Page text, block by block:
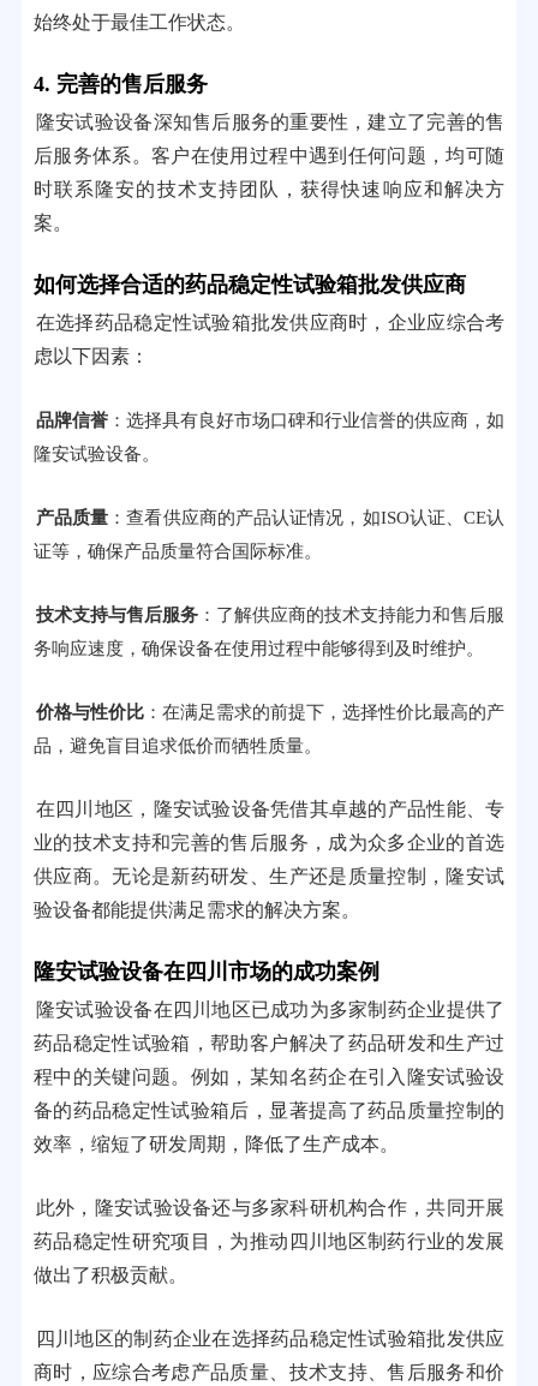
始终处于最佳工作状态。
4. 完善的售后服务
隆安试验设备深知售后服务的重要性，建立了完善的售
后服务体系。客户在使用过程中遇到任何问题，均可随
时联系隆安的技术支持团队，获得快速响应和解决方
案。
如何选择合适的药品稳定性试验箱批发供应商
在选择药品稳定性试验箱批发供应商时，企业应综合考
虑以下因素：
品牌信誉：选择具有良好市场口碑和行业信誉的供应商，如
隆安试验设备。
产品质量 ：查看供应商的产品认证情况，如ISO认证、CE认
证等，确保产品质量符合国际标准。
技术支持与售后服务：了解供应商的技术支持能力和售后服
务响应速度，确保设备在使用过程中能够得到及时维护。
价格与性价比：在满足需求的前提下，选择性价比最高的产
品，避免盲目追求低价而牺牲质量。
在四川地区，隆安试验设备凭借其卓越的产品性能、专
业的技术支持和完善的售后服务，成为众多企业的首选
供应商。无论是新药研发、生产还是质量控制，隆安试
验设备都能提供满足需求的解决方案。
隆安试验设备在四川市场的成功案例
隆安试验设备在四川地区已成功为多家制药企业提供了
药品稳定性试验箱，帮助客户解决了药品研发和生产过
程中的关键问题。例如，某知名药企在引入隆安试验设
备的药品稳定性试验箱后，显著提高了药品质量控制的
效率，缩短了研发周期，降低了生产成本。
此外，隆安试验设备还与多家科研机构合作，共同开展
药品稳定性研究项目，为推动四川地区制药行业的发展
做出了积极贡献。
四川地区的制药企业在选择药品稳定性试验箱批发供应
商时，应综合考虑产品质量、技术支持、售后服务和价